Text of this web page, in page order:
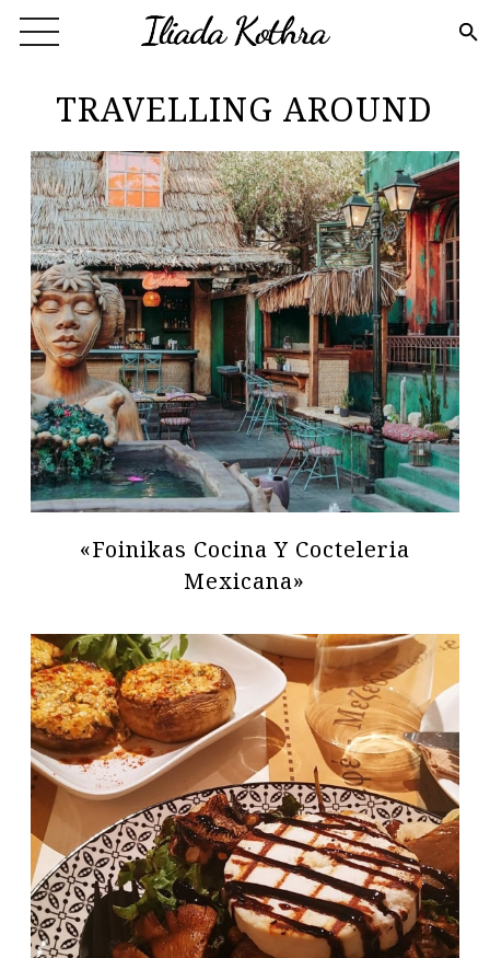
TRAVELLING AROUND
«Foinikas Cocina Y Cocteleria
Mexicana»
Pages